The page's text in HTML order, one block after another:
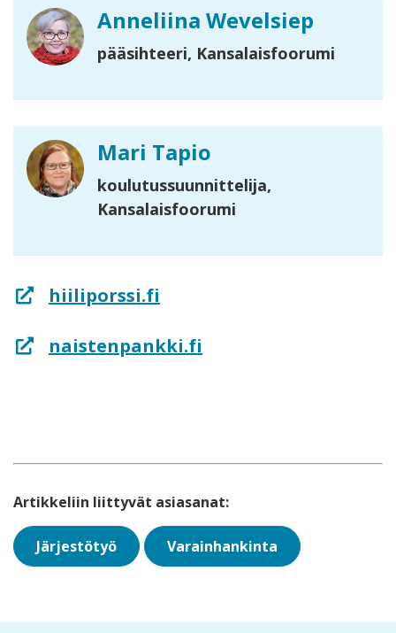
Anneliina Wevelsiep
pääsihteeri, Kansalaisfoorumi
Mari Tapio
koulutussuunnittelija,
Kansalaisfoorumi
hiiliporssi.fi
naistenpankki.fi
Artikkeliin liittyvät asiasanat:
Järjestötyö Varainhankinta